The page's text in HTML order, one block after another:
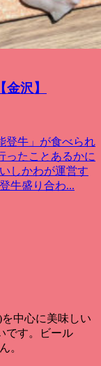
沢】
登牛」が食べられ
ったことあるかに
しかわが運営す
牛盛り合わ...
中心に美味しい
です。ビール
。